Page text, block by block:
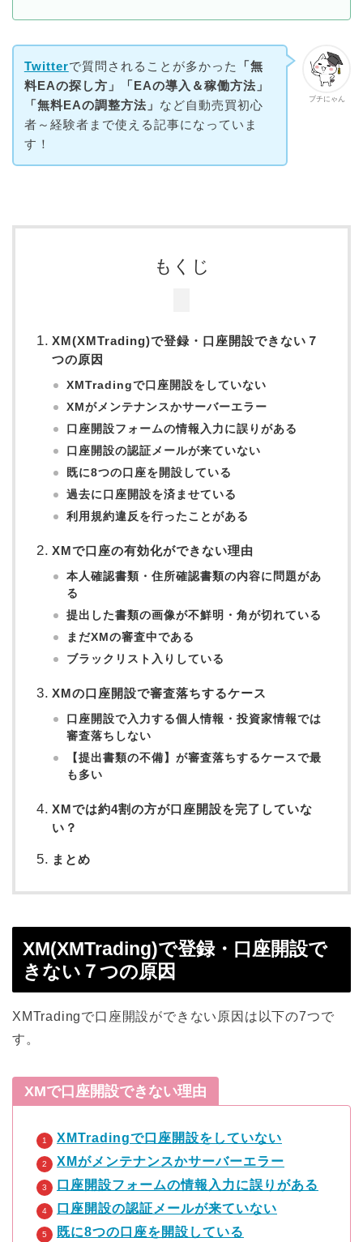
ブチにゃん
Twitterで質問されることが多かった
「無
料EAの探し方」「EAの導入＆稼働方法」
「無料EAの調整方法」 など自動売買初心
者～経験者まで使える記事になっていま
す！
もくじ
XM(XMTrading)で登録・口座開設できない７
つの原因
XMTradingで口座開設をしていない
XMがメンテナンスかサーバーエラー
口座開設フォームの情報入力に誤りがある
口座開設の認証メールが来ていない
既に8つの口座を開設している
過去に口座開設を済ませている
利用規約違反を行ったことがある
XMで口座の有効化ができない理由
本人確認書類・住所確認書類の内容に問題があ
る
提出した書類の画像が不鮮明・角が切れている
まだXMの審査中である
ブラックリスト入りしている
XMの口座開設で審査落ちするケース
口座開設で入力する個人情報・投資家情報では
審査落ちしない
【提出書類の不備】が審査落ちするケースで最
も多い
XMでは約4割の方が口座開設を完了していな
い？
まとめ
XM(XMTrading)で登録・口座開設で
きない７つの原因
XMTradingで口座開設ができない原因は以下の7つで
す。
XMで口座開設できない理由
XMTradingで口座開設をしていない
XMがメンテナンスかサーバーエラー
口座開設フォームの情報入力に誤りがある
口座開設の認証メールが来ていない
既に8つの口座を開設している